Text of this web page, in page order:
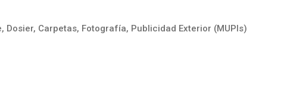
Dosier, Carpetas, Fotografía, Publicidad Exterior (MUPIs)